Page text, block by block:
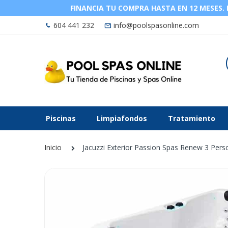
FINANCIA TU COMPRA HASTA EN 12
604 441 232
info@poolspasonline.com
Piscinas Limpiafondos Tratamiento
Inicio Jacuzzi Exterior Passion Spas Renew 3